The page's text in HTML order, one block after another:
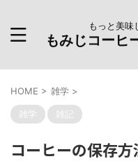
もっと美味
もみじコーヒ
HOME > 雑学 >
雑学 雑記
コーヒーの保存方